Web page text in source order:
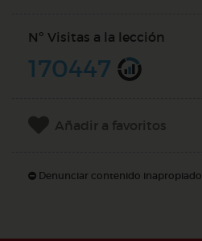
Nº Visitas a la lección
170447
Añadir a favoritos
Denunciar contenido inapropiado